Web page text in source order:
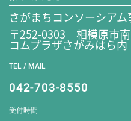
さがまちコンソーシアム
〒252-0303 相模原市
コムプラザさがみはら内
TEL / MAIL
042-703-8550
受付時間